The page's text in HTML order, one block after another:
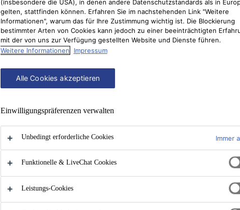
(insbesondere die USA), in denen andere Datenschutzstandards als in
gelten, stattfinden können. Erfahren Sie im nachstehenden Link "Weitere
Informationen", warum das für Ihre Zustimmung wichtig ist. Die Blockierung
bestimmter Arten von Cookies kann jedoch zu einer beeinträchtigten
mit der von uns zur Verfügung gestellten Website und Dienste führen.
Weitere Informationen
Impressum
Alle Cookies akzeptieren
Einwilligungs­präferenzen verwalten
Unbedingt erforderliche Cookies Immer
Funktionelle & LiveChat Cookies
Leistungs-Cookies